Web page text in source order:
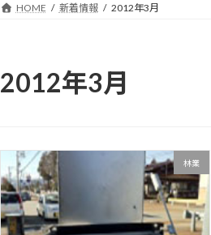
HOME 新着情報 2012年3月
2012年3月
林業